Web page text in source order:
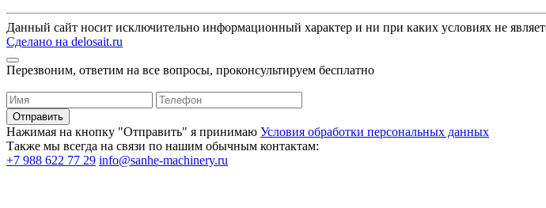
Данный сайт носит исключительно информационный характер и ни при каких условиях не
Сделано на delosait.ru
Перезвоним, ответим на все вопросы, проконсультируем бесплатно
Нажимая на кнопку "Отправить" я принимаю Условия обработки персональных данных
Также мы всегда на связи по нашим обычным контактам:
+7 988 622 77 29 info@sanhe-machinery.ru